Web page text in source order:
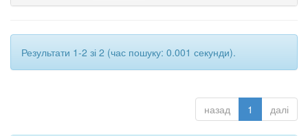
Результати 1-2 зі 2 (час пошуку: 0.001 секунди).
назад 1 далі